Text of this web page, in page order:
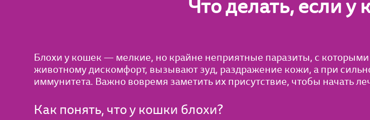
Что делать, если у
Блохи у кошек — мелкие, но крайне неприятные паразиты, с
животному дискомфорт, вызывают зуд, раздражение кожи, а при
иммунитета. Важно вовремя заметить их присутствие, чтобы начать
Как понять, что у кошки блохи?